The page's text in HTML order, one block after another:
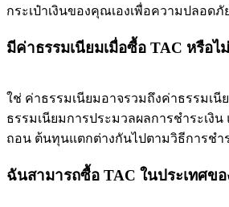
กระเป๋าเงินของคุณเองเพื่อความปลอด
มีค่าธรรมเนียมเมื่อซื้อ TAC หรือไม่
ใช่ ค่าธรรมเนียมอาจรวมถึงค่าธรรมเนี
ธรรมเนียมการประมวลผลการชำระเงิ
ถอน ต้นทุนแตกต่างกันไปตามวิธีการชำ
ฉันสามารถซื้อ TAC ในประเทศข